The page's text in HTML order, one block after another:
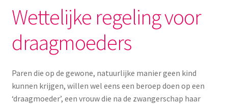
Menstruatiedisks
Menstruatiecups
Menstruatiepijn
Wettelijke regeling voor
draagmoeders
Paren die op de gewone, natuurlijke manier geen kind
kunnen krijgen, willen wel eens een beroep doen op een
‘draagmoeder’, een vrouw die na de zwangerschap haar